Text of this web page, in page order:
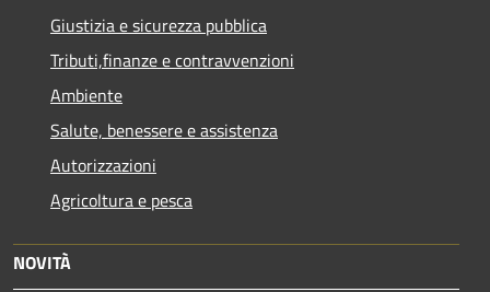
Giustizia e sicurezza pubblica
Tributi,finanze e contravvenzioni
Ambiente
Salute, benessere e assistenza
Autorizzazioni
Agricoltura e pesca
NOVITÀ